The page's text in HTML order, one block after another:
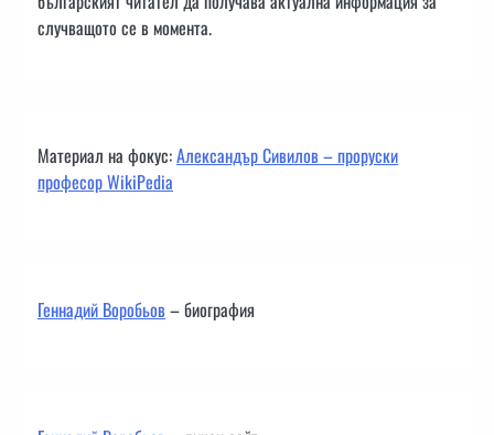
случващото се в момента.
Материал на фокус:Александър Сивилов – проруски
професор WikiPedia
Геннадий Воробьов– биография